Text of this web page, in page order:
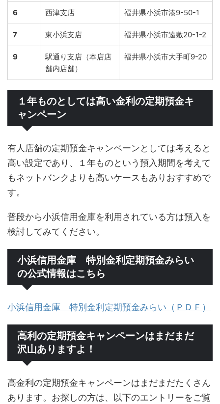
6 西津支店 福井県小浜市湊9-50-1
7 東小浜支店 福井県小浜市遠敷20-1-2
9
駅通り支店（本店店
舗内店舗）
福井県小浜市大手町9-20
１年ものとしては高い金利の定期預金キ
ャンペーン
有人店舗の定期預金キャンペーンとしては考えると
高い設定であり、１年ものという預入期間を考えて
もネットバンクよりも高いケースもありおすすめで
す。
普段から小浜信用金庫を利用されている方は預入を
検討してみてください。
小浜信用金庫 特別金利定期預金みらい
の公式情報はこちら
小浜信用金庫 特別金利定期預金みらい（ＰＤＦ）
高利の定期預金キャンペーンはまだまだ
沢山ありますよ！
高金利の定期預金キャンペーンはまだまだたくさん
あります。お探しの方は、以下のエントリーをご覧